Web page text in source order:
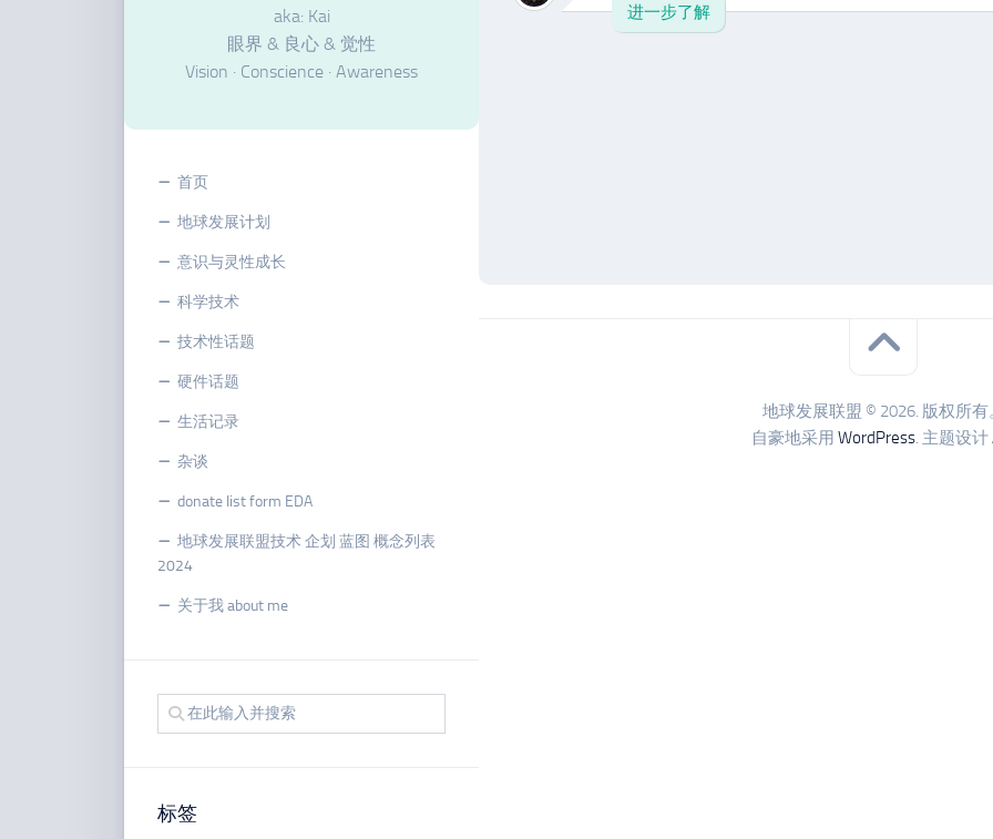
aka: Kai
眼界 & 良心 & 觉性
Vision · Conscience · Awareness
首页
地球发展计划
意识与灵性成长
科学技术
技术性话题
硬件话题
生活记录
杂谈
donate list form EDA
地球发展联盟技术 企划 蓝图 概念列表
2024
关于我 about me
标签
进一步了解
地球发展联盟 © 2026. 版权所有
自豪地采用 WordPress. 主题设计